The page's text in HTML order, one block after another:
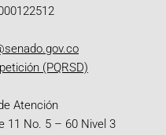
(PQRSD)
Atención
11 No. 5 – 60 Nivel 3